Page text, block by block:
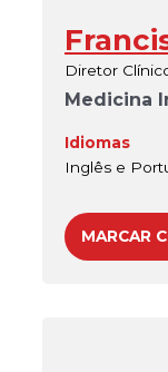
Diretor
Medicina
Idiomas
Inglês e
MARCAR